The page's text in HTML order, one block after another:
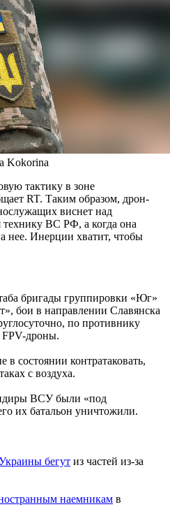
Kokorina
тактику в зоне
RT. Таким образом, дрон-
виснет над
ВС РФ, а когда она
нее. Инерции хватит, чтобы
бригады группировки «Юг»
бои в направлении Славянска
по противнику
FPV-дроны.
состоянии контратаковать,
с воздуха.
ВСУ были «под
их батальон уничтожили.
бегут из частей из-за
наемникам в